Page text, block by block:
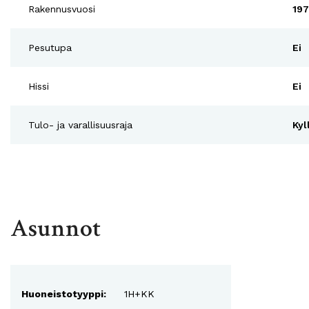
Rakennusvuosi
Pesutupa Ei
Hissi Ei
Tulo- ja varallisuusraja
Asunnot
Huoneistotyyppi: 1H+KK